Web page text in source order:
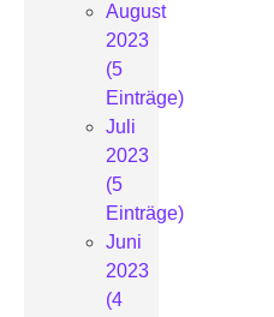
August
2023
(5
Einträge)
Juli
2023
(5
Einträge)
Juni
2023
(4